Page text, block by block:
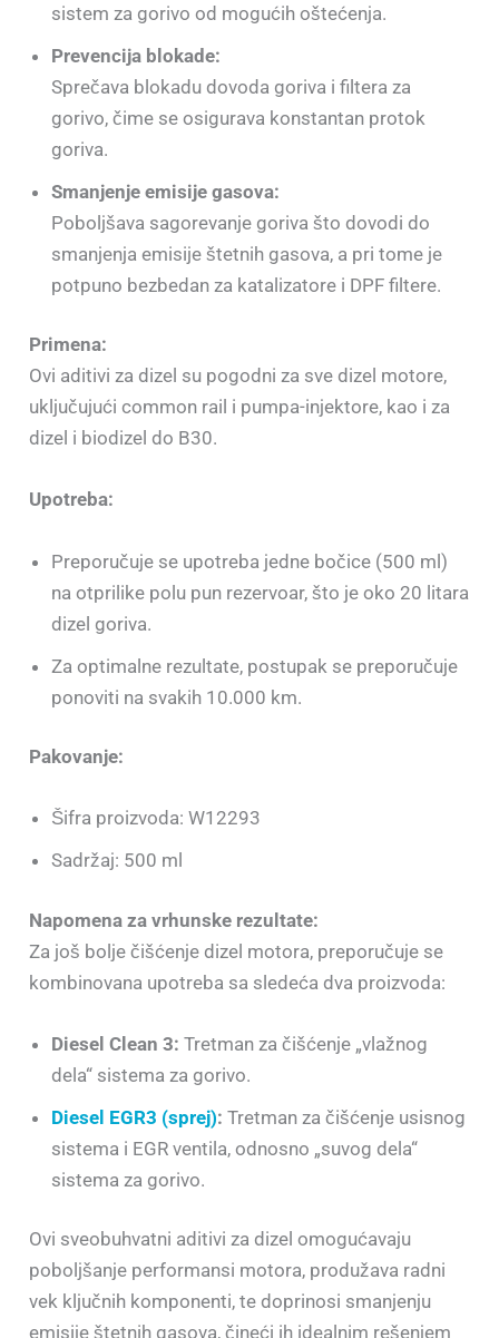
sistem za gorivo od mogućih oštećenja.
Prevencija blokade:
Sprečava blokadu dovoda goriva i filtera za
gorivo, čime se osigurava konstantan protok
goriva.
Smanjenje emisije gasova:
Poboljšava sagorevanje goriva što dovodi do
smanjenja emisije štetnih gasova, a pri tome je
potpuno bezbedan za katalizatore i DPF filtere.
Primena:
Ovi aditivi za dizel su pogodni za sve dizel motore,
uključujući common rail i pumpa-injektore, kao i za
dizel i biodizel do B30.
Upotreba:
Preporučuje se upotreba jedne bočice (500 ml)
na otprilike polu pun rezervoar, što je oko 20 litara
dizel goriva.
Za optimalne rezultate, postupak se preporučuje
ponoviti na svakih 10.000 km.
Pakovanje:
Šifra proizvoda: W12293
Sadržaj: 500 ml
Napomena za vrhunske rezultate:
Za još bolje čišćenje dizel motora, preporučuje se
kombinovana upotreba sa sledeća dva proizvoda:
Diesel Clean 3: Tretman za čišćenje „vlažnog
dela“ sistema za gorivo.
Diesel EGR3 (sprej): Tretman za čišćenje usisnog
sistema i EGR ventila, odnosno „suvog dela“
sistema za gorivo.
Ovi sveobuhvatni aditivi za dizel omogućavaju
poboljšanje performansi motora, produžava radni
vek ključnih komponenti, te doprinosi smanjenju
emisije štetnih gasova, čineći ih idealnim rešenjem